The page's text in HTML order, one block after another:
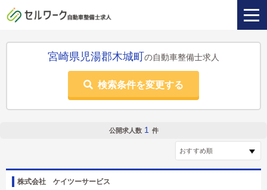
宮崎県児湯郡木城町 の自動車整備士求人
検索条件を変更する
公開求人数 1 件
株式会社 ケイツーサービス